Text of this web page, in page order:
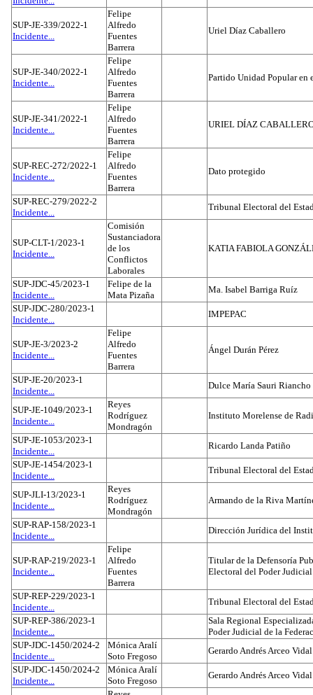
SUP-JE-339/2022-1
Incidente...
Felipe
Alfredo
Fuentes
Barrera
Uriel Díaz Caballero
SUP-JE-340/2022-1
Incidente...
Felipe
Alfredo
Fuentes
Barrera
Partido Unidad Popular en
SUP-JE-341/2022-1
Incidente...
Felipe
Alfredo
Fuentes
Barrera
URIEL DÍAZ
SUP-REC-272/2022-1
Incidente...
Felipe
Alfredo
Fuentes
Barrera
Dato protegido
SUP-REC-279/2022-2
Incidente...
Tribunal Electoral del
SUP-CLT-1/2023-1
Incidente...
Comisión
Sustanciadora
de los
Conflictos
Laborales
KATIA FABIOLA
SUP-JDC-45/2023-1
Incidente...
Felipe de la
Mata Pizaña
Ma. Isabel Barriga Ruíz
SUP-JDC-280/2023-1
Incidente...
IMPEPAC
SUP-JE-3/2023-2
Incidente...
Felipe
Alfredo
Fuentes
Barrera
Ángel Durán Pérez
SUP-JE-20/2023-1
Incidente...
Dulce María Sauri
SUP-JE-1049/2023-1
Incidente...
Reyes
Rodríguez
Mondragón
Instituto Morelense de
SUP-JE-1053/2023-1
Incidente...
Ricardo Landa Patiño
SUP-JE-1454/2023-1
Incidente...
Tribunal Electoral del
SUP-JLI-13/2023-1
Incidente...
Reyes
Rodríguez
Mondragón
Armando de la Riva
SUP-RAP-158/2023-1
Incidente...
Dirección Jurídica del
SUP-RAP-219/2023-1
Incidente...
Felipe
Alfredo
Fuentes
Barrera
Titular de la Defensoría
Electoral del Poder
SUP-REP-229/2023-1
Incidente...
Tribunal Electoral del
SUP-REP-386/2023-1
Incidente...
Sala Regional
Poder Judicial de la
SUP-JDC-1450/2024-2
Incidente...
Mónica Aralí
Soto Fregoso
Gerardo Andrés Arceo Vidal
SUP-JDC-1450/2024-2
Incidente...
Mónica Aralí
Soto Fregoso
Gerardo Andrés Arceo Vidal